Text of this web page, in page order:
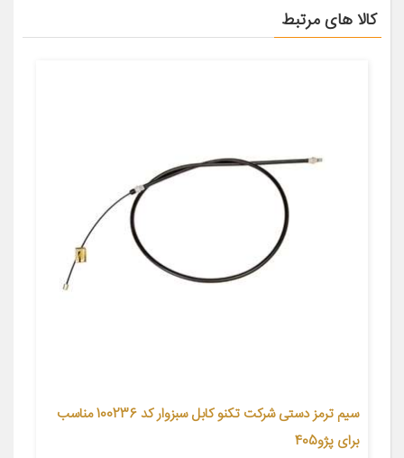
کالا های مرتبط
سیم ترمز دستی شرکت تکنو کابل سبزوار کد 100236 مناسب
برای پژو405